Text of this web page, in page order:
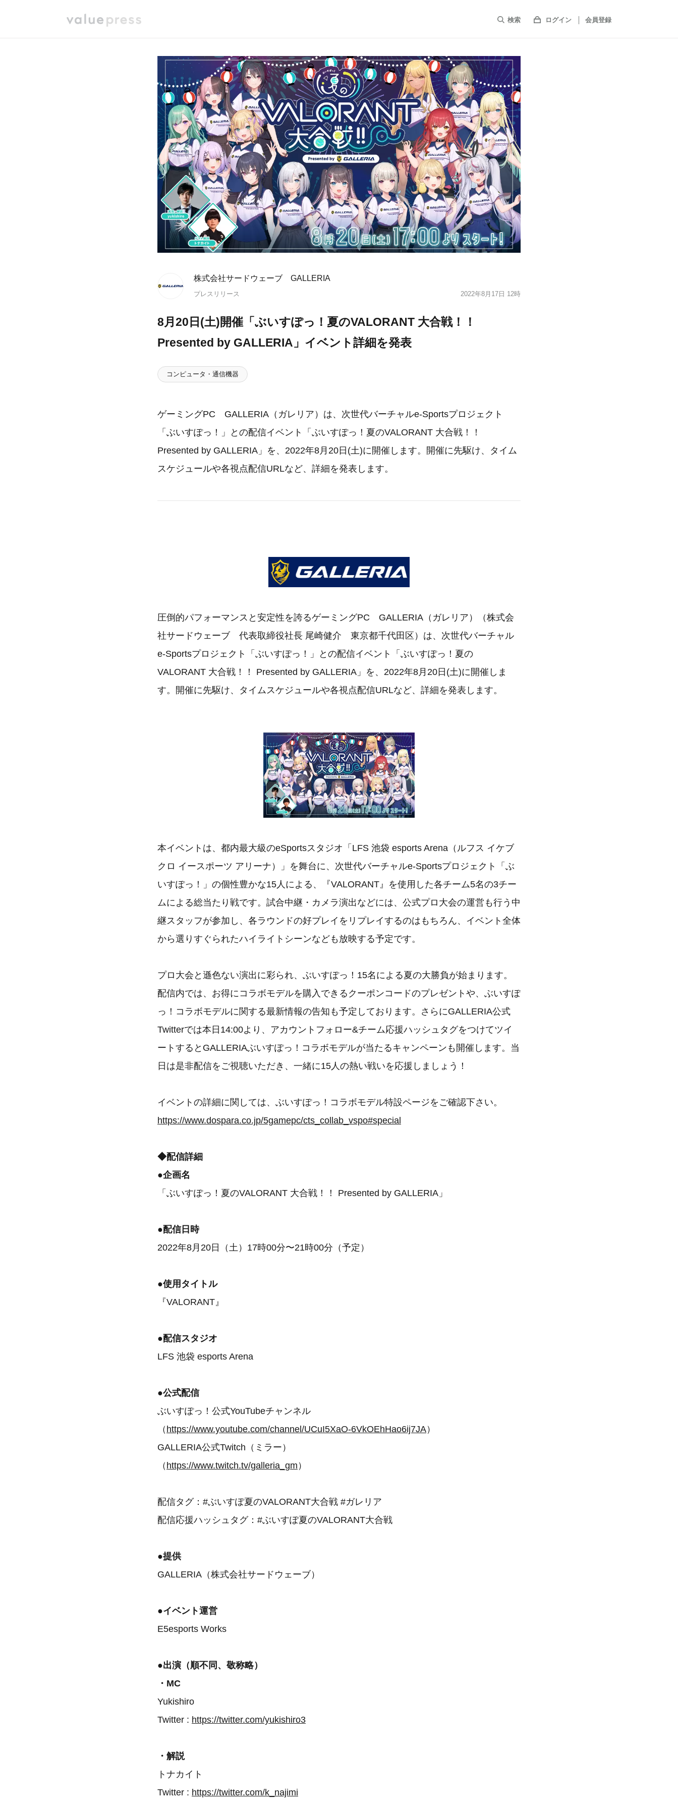
検索 ログイン 会員登録
株式会社サードウェーブ GALLERIA
プレスリリース 2022年8月17日 12時
8月20日(土)開催「ぶいすぽっ！夏のVALORANT 大合戦！！
Presented by GALLERIA」イベント詳細を発表
コンピュータ・通信機器
ゲーミングPC GALLERIA（ガレリア）は、次世代バーチャルe-Sportsプロジェクト
「ぶいすぽっ！」との配信イベント「ぶいすぽっ！夏のVALORANT 大合戦！！
Presented by GALLERIA」を、2022年8月20日(土)に開催します。開催に先駆け、タイム
スケジュールや各視点配信URLなど、詳細を発表します。
圧倒的パフォーマンスと安定性を誇るゲーミングPC GALLERIA（ガレリア）（株式会
社サードウェーブ 代表取締役社長 尾崎健介 東京都千代田区）は、次世代バーチャル
e-Sportsプロジェクト「ぶいすぽっ！」との配信イベント「ぶいすぽっ！夏の
VALORANT 大合戦！！ Presented by GALLERIA」を、2022年8月20日(土)に開催しま
す。開催に先駆け、タイムスケジュールや各視点配信URLなど、詳細を発表します。
本イベントは、都内最大級のeSportsスタジオ「LFS 池袋 esports Arena（ルフス イケブ
クロ イースポーツ アリーナ）」を舞台に、次世代バーチャルe-Sportsプロジェクト「ぶ
いすぽっ！」の個性豊かな15人による、『VALORANT』を使用した各チーム5名の3チー
ムによる総当たり戦です。試合中継・カメラ演出などには、公式プロ大会の運営も行う中
継スタッフが参加し、各ラウンドの好プレイをリプレイするのはもちろん、イベント全体
から選りすぐられたハイライトシーンなども放映する予定です。
プロ大会と遜色ない演出に彩られ、ぶいすぽっ！15名による夏の大勝負が始まります。
配信内では、お得にコラボモデルを購入できるクーポンコードのプレゼントや、ぶいすぽ
っ！コラボモデルに関する最新情報の告知も予定しております。さらにGALLERIA公式
Twitterでは本日14:00より、アカウントフォロー&チーム応援ハッシュタグをつけてツイ
ートするとGALLERIAぶいすぽっ！コラボモデルが当たるキャンペーンも開催します。当
日は是非配信をご視聴いただき、一緒に15人の熱い戦いを応援しましょう！
イベントの詳細に関しては、ぶいすぽっ！コラボモデル特設ページをご確認下さい。
https://www.dospara.co.jp/5gamepc/cts_collab_vspo#special
◆配信詳細
●企画名
「ぶいすぽっ！夏のVALORANT 大合戦！！ Presented by GALLERIA」
●配信日時
2022年8月20日（土）17時00分〜21時00分（予定）
●使用タイトル
『VALORANT』
●配信スタジオ
LFS 池袋 esports Arena
●公式配信
ぶいすぽっ！公式YouTubeチャンネル
（ https://www.youtube.com/channel/UCuI5XaO-6VkOEhHao6ij7JA）
GALLERIA公式Twitch（ミラー）
（ https://www.twitch.tv/galleria_gm ）
配信タグ：#ぶいすぽ夏のVALORANT大合戦 #ガレリア
配信応援ハッシュタグ：#ぶいすぽ夏のVALORANT大合戦
●提供
GALLERIA（株式会社サードウェーブ）
●イベント運営
E5esports Works
●出演（順不同、敬称略）
・MC
Yukishiro
Twitter : https://twitter.com/yukishiro3
・解説
トナカイト
Twitter : https://twitter.com/k_najimi